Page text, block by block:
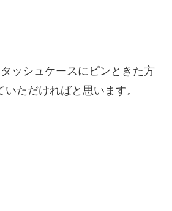
ッシュケースにピンときた方
ただければと思います。